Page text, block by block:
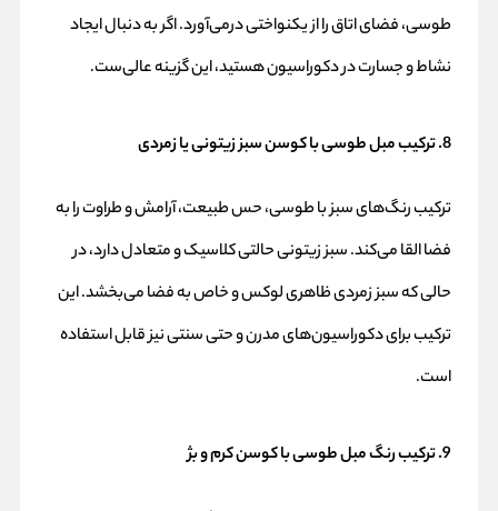
طوسی، فضای اتاق را از یکنواختی درمی‌آورد. اگر به دنبال ایجاد
نشاط و جسارت در دکوراسیون هستید، این گزینه عالی‌ست.
8. ترکیب مبل طوسی با کوسن سبز زیتونی یا زمردی
ترکیب رنگ‌های سبز با طوسی، حس طبیعت، آرامش و طراوت را به
فضا القا می‌کند. سبز زیتونی حالتی کلاسیک و متعادل دارد، در
حالی که سبز زمردی ظاهری لوکس و خاص به فضا می‌بخشد. این
ترکیب برای دکوراسیون‌های مدرن و حتی سنتی نیز قابل استفاده
است.
9. ترکیب رنگ مبل طوسی با کوسن کرم و بژ